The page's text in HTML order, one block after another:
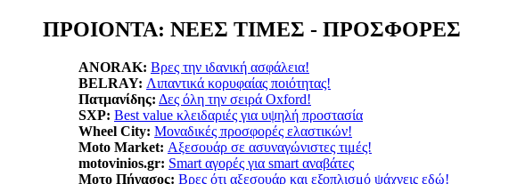
ΠΡΟΙΟΝΤΑ: ΝΕΕΣ ΤΙΜΕΣ - ΠΡΟΣΦΟΡΕΣ
ANORAK: Βρες την ιδανική ασφάλεια!
BELRAY: Λιπαντικά κορυφαίας ποιότητας!
Πατμανίδης: Δες όλη την σειρά Oxford!
SXP: Βest value κλειδαριές για υψηλή προστασία
Wheel City: Μοναδικές προσφορές ελαστικών!
Moto Market: Αξεσουάρ σε ασυναγώνιστες τιμές!
motovinios.gr: Smart αγορές για smart αναβάτες
Μοτο Πήγασος: Βρες ότι αξεσουάρ και εξοπλισμό ψάχνεις εδώ!